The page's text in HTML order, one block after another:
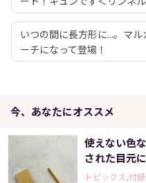
いつの間に長方形に...。マ
ーチになって登場！
今、あなたにオススメ
使えない色
された目元
トピックス,付